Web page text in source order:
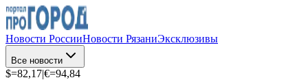
Новости РоссииНовости РязаниЭксклюзивы
Все новости
$=82,17|€=94,84